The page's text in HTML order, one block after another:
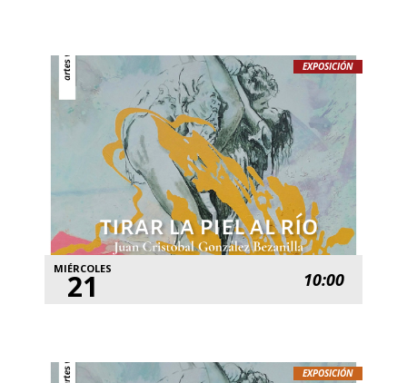
EXPOSICIÓN
MIÉRCOLES
21 10:00
EXPOSICIÓN